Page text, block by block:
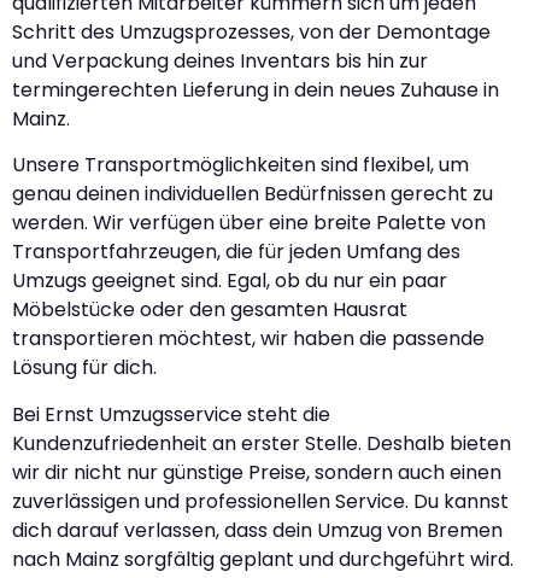
Schritt des Umzugsprozesses, von der Demontage
und Verpackung deines Inventars bis hin zur
termingerechten Lieferung in dein neues Zuhause in
Mainz.
Unsere Transportmöglichkeiten sind flexibel, um
genau deinen individuellen Bedürfnissen gerecht zu
werden. Wir verfügen über eine breite Palette von
Transportfahrzeugen, die für jeden Umfang des
Umzugs geeignet sind. Egal, ob du nur ein paar
Möbelstücke oder den gesamten Hausrat
transportieren möchtest, wir haben die passende
Lösung für dich.
Bei Ernst Umzugsservice steht die
Kundenzufriedenheit an erster Stelle. Deshalb bieten
wir dir nicht nur günstige Preise, sondern auch einen
zuverlässigen und professionellen Service. Du kannst
dich darauf verlassen, dass dein Umzug von Bremen
nach Mainz sorgfältig geplant und durchgeführt wird.